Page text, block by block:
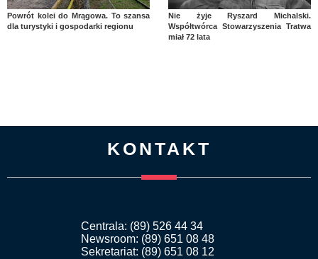
Powrót kolei do Mrągowa. To szansa
dla turystyki i gospodarki regionu
Nie żyje Ryszard Michalski.
Współtwórca Stowarzyszenia Tratwa
miał 72 lata
KONTAKT
Centrala: (89) 526 44 34
Newsroom: (89) 651 08 48
Sekretariat: (89) 651 08 12